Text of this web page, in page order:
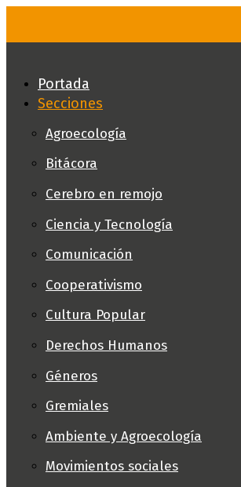
Portada
Secciones
Agroecología
Bitácora
Cerebro en remojo
Ciencia y Tecnología
Comunicación
Cooperativismo
Cultura Popular
Derechos Humanos
Géneros
Gremiales
Ambiente y Agroecología
Movimientos sociales